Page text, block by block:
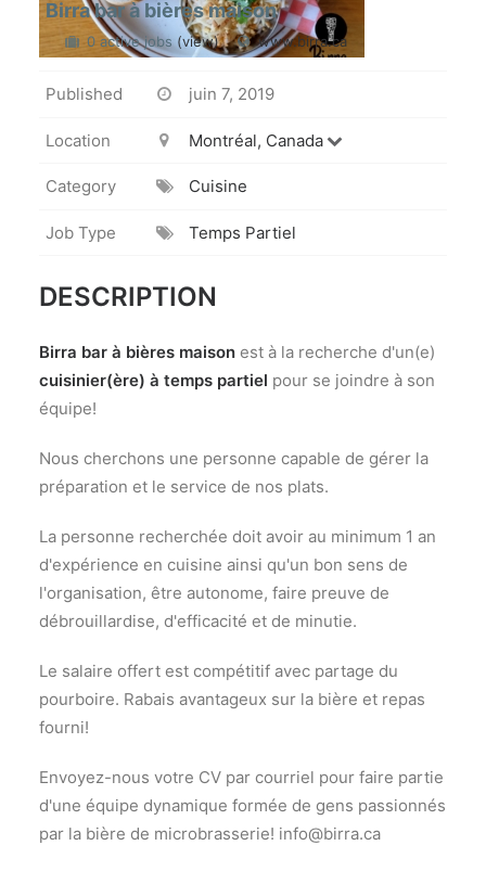
Birra bar à bières maison
0 active jobs (view) www.birra.ca
Published juin 7, 2019
Location Montréal, Canada
Category Cuisine
Job Type Temps Partiel
DESCRIPTION
Birra bar à bières maison est à la recherche d'un(e)
cuisinier(ère) à temps partiel pour se joindre à son
équipe!
Nous cherchons une personne capable de gérer la
préparation et le service de nos plats.
La personne recherchée doit avoir au minimum 1 an
d'expérience en cuisine ainsi qu'un bon sens de
l'organisation, être autonome, faire preuve de
débrouillardise, d'efficacité et de minutie.
Le salaire offert est compétitif avec partage du
pourboire. Rabais avantageux sur la bière et repas
fourni!
Envoyez-nous votre CV par courriel pour faire partie
d'une équipe dynamique formée de gens passionnés
par la bière de microbrasserie! info@birra.ca